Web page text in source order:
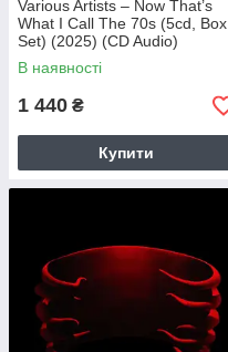
Various Artists – Now That’s
What I Call The 70s (5cd, Box
Set) (2025) (CD Audio)
(Import)
В наявності
1 440 ₴
Купити